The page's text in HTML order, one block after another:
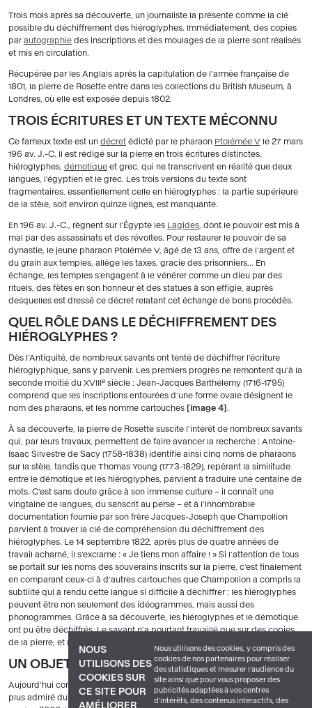
NOUS
UTILISONS DES
COOKIES SUR
CE SITE POUR
AMÉLIORER
Nous utilisons des cookies, y compris des
cookies de nos partenaires pour réaliser
des statistiques et mesurer l'audience du
site ainsi que pour vous proposer des
publicités adaptées à vos centres
d'intérêts, des contenus interactifs, des
Trois mois après sa découverte, un journaliste la présente comme la clé
possible du déchiffrement des hiéroglyphes. Immédiatement, des copies
parautographie des inscriptions et des moulages de la pierre sont réalisés
et mis en circulation.
Récupérée par les Anglais après la capitulation de l'armée française de
1801, la pierre de Rosette entre dans les collections du British Museum, à
Londres, où elle est exposée depuis 1802.
TROIS ÉCRITURES ET UN TEXTE MÉCONNU
Ce fameux texte est un décret édicté par le pharaon Ptolémée V le 27 mars
196 av. J.-C. Il est rédigé sur la pierre en trois écritures distinctes,
hiéroglyphes, démotique et grec, qui ne transcrivent en réalité que deux
langues, l'égyptien et le grec. Les trois versions du texte sont
fragmentaires, essentiellement celle en hiéroglyphes : la partie supérieure
de la stèle, soit environ quinze lignes, est manquante.
En 196 av. J.-C., règnent sur l'Égypte les Lagides , dont le pouvoir est mis à
mal par des assassinats et des révoltes. Pour restaurer le pouvoir de sa
dynastie, le jeune pharaon Ptolémée V, âgé de 13 ans, offre de l'argent et
du grain aux temples, allège les taxes, gracie des prisonniers… En
échange, les temples s'engagent à le vénérer comme un dieu par des
rituels, des fêtes en son honneur et des statues à son effigie, auprès
desquelles est dressé ce décret relatant cet échange de bons procédés.
QUEL RÔLE DANS LE DÉCHIFFREMENT DES
HIÉROGLYPHES ?
Dès l'Antiquité, de nombreux savants ont tenté de déchiffrer l'écriture
hiéroglyphique, sans y parvenir. Les premiers progrès ne remontent qu'à la
seconde moitié du XVIII e siècle : Jean-Jacques Barthélemy (1716-1795)
comprend que les inscriptions entourées d'une forme ovale désignent le
nom des pharaons, et les nomme cartouches
image 4 .
À sa découverte, la pierre de Rosette suscite l'intérêt de nombreux savants
qui, par leurs travaux, permettent de faire avancer la recherche : Antoine-
Isaac Silvestre de Sacy (1758-1838) identifie ainsi cinq noms de pharaons
sur la stèle, tandis que Thomas Young (1773-1829), repérant la similitude
entre le démotique et les hiéroglyphes, parvient à traduire une centaine de
mots. C'est sans doute grâce à son immense culture – il connaît une
vingtaine de langues, du sanscrit au perse – et à l'innombrable
documentation fournie par son frère Jacques-Joseph que Champollion
parvient à trouver la clé de compréhension du déchiffrement des
hiéroglyphes. Le 14 septembre 1822, après plus de quatre années de
travail acharné, il s'exclame : « Je tiens mon affaire ! » Si l'attention de tous
se portait sur les noms des souverains inscrits sur la pierre, c'est finalement
en comparant ceux-ci à d'autres cartouches que Champollion a compris la
subtilité qui a rendu cette langue si difficile à déchiffrer : les hiéroglyphes
peuvent être non seulement des idéogrammes, mais aussi des
phonogrammes. Grâce à sa découverte, les hiéroglyphes et le démotique
ont pu être déchiffrés. Le savant n'a pourtant travaillé que sur des copies
de la pierre, et n'a jamais observé l'originale.
UN OBJET CÉLÈBRE ET CONVOITÉ
Aujourd'hui connue dans le monde entier, la pierre de Rosette est l'objet le
plus admiré du British Museum. Elle est aussi très convoitée : dans les